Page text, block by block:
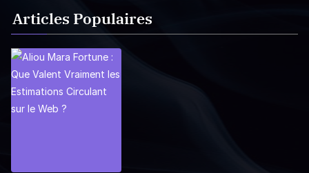
Articles Populaires